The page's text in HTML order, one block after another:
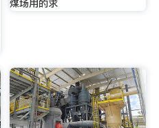
煤场用的求